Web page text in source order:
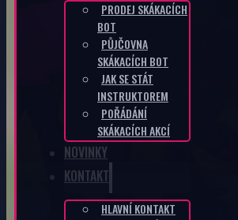
PRODEJ SKÁKACÍCH
BOT
PŮJČOVNA
SKÁKACÍCH BOT
JAK SE STÁT
INSTRUKTOREM
POŘÁDÁNÍ
SKÁKACÍCH AKCÍ
NOVINKY
KONTAKT
HLAVNÍ KONTAKT